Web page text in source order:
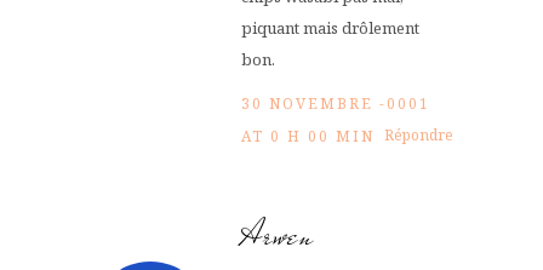
piquant mais drôlement
bon.
30 NOVEMBRE -0001
AT 0 H 00 MIN Répondre
Arwen